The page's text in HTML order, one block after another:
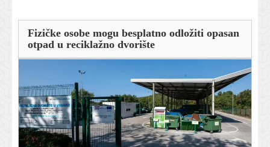
Fizičke osobe mogu besplatno odložiti opasan
otpad u reciklažno dvorište